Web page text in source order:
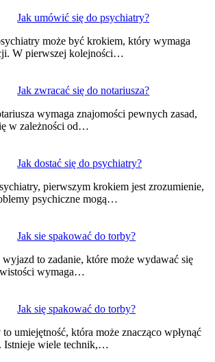
Jak umówić się do psychiatry?
może być krokiem, który wymaga
W pierwszej kolejności…
Jak zwracać się do notariusza?
wymaga znajomości pewnych zasad,
w zależności od…
Jak dostać się do psychiatry?
pierwszym krokiem jest zrozumienie,
psychiczne mogą…
Jak sie spakować do torby?
to zadanie, które może wydawać się
wymaga…
Jak się spakować do torby?
umiejętność, która może znacząco wpłynąć
Istnieje wiele technik,…